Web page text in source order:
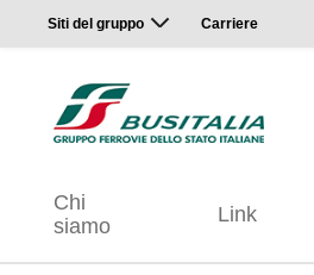
Siti del gruppo Carriere
Chi
siamo
Link